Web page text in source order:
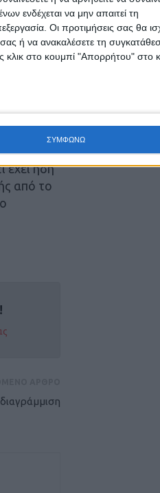
ενδέχεται να μην απαιτεί τη
Οι προτιμήσεις σας θα
σας ή να ανακαλέσετε τη
κλικ στο κουμπί "Απορρήτου" στο
ΣΥΜΦΩΝΩ
θα
το έργο,
έχει
έχει ήδη
από το